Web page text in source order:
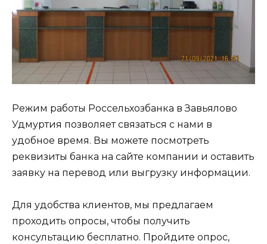
Режим работы Россельхозбанка в Завьялово
Удмуртия позволяет связаться с нами в
удобное время. Вы можете посмотреть
реквизиты банка на сайте компании и оставить
заявку на перевод или выгрузку информации.
Для удобства клиентов, мы предлагаем
проходить опросы, чтобы получить
консультацию бесплатно. Пройдите опрос,